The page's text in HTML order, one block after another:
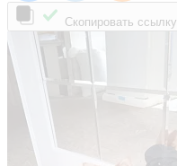
Скопировать ссылку